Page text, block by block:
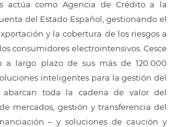
actúa como Agencia de Crédito a la
del Estado Español, gestionando el
y la cobertura de los riesgos a
consumidores electrointensivos. Cesce
a largo plazo de sus más de 120.000
inteligentes para la gestión del
abarcan toda la cadena de valor del
mercados, gestión y transferencia del
– y soluciones de caución y